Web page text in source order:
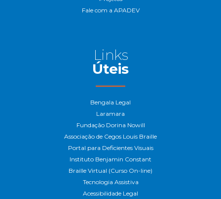
Fale com a APADEV
Links
Úteis
Bengala Legal
Laramara
Fundação Dorina Nowill
Associação de Cegos Louis Braille
Portal para Deficientes Visuais
Instituto Benjamin Constant
Braille Virtual (Curso On-line)
Tecnologia Assistiva
Acessibilidade Legal